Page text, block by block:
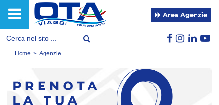
Area Agenzie
Home > Agenzie